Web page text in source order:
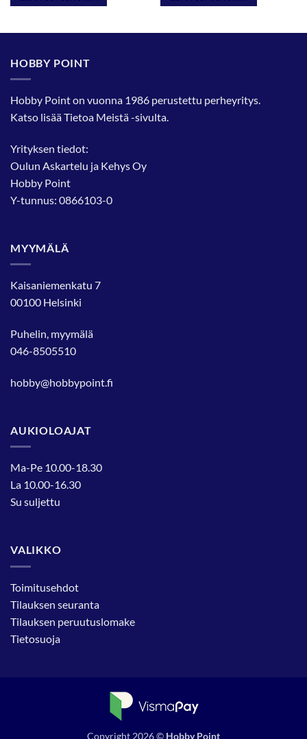
HOBBY POINT
Hobby Point on vuonna 1986 perustettu perheyritys.
Katso lisääTietoa Meistä-sivulta.
Yrityksen tiedot:
Oulun Askartelu ja Kehys Oy
Hobby Point
Y-tunnus: 0866103-0
MYYMÄLÄ
Kaisaniemenkatu 7
00100 Helsinki
Puhelin, myymälä
046-8505510
hobby@hobbypoint.fi
AUKIOLOAJAT
Ma-Pe 10.00-18.30
La 10.00-16.30
Su suljettu
VALIKKO
Toimitusehdot
Tilauksen seuranta
Tilauksen peruutuslomake
Tietosuoja
Copyright 2026 © Hobby Point